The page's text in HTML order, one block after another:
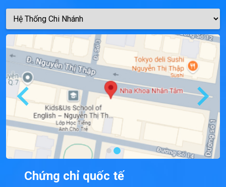
Chứng chỉ quốc tế